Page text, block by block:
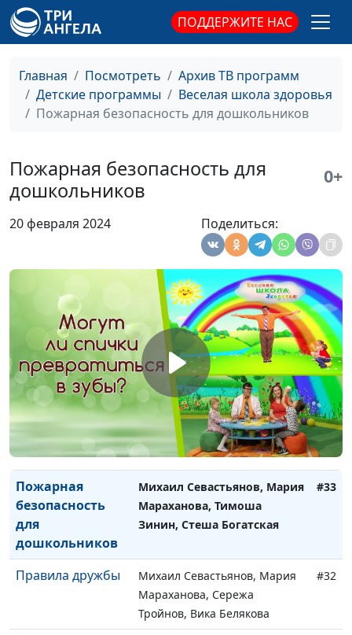
ПОДДЕРЖИТЕ НАС
Главная Посмотреть
Архив ТВ программ
Детские программы
Веселая школа здоровья
Пожарная безопасность для дошкольников
Пожарная безопасность для
дошкольников
0+
20 февраля 2024 Поделиться:
Правила
поведения для
дошкольников
Михаил Севастьянов, Мария
Мараханова, Тимоша Зинин,
Стеша Богатская
#34
Пожарная
безопасность
для
дошкольников
Михаил Севастьянов, Мария
Мараханова, Тимоша
Зинин, Стеша Богатская
#33
Правила дружбы
Михаил Севастьянов, Мария
Мараханова, Сережа
Тройнов, Вика Белякова
#32